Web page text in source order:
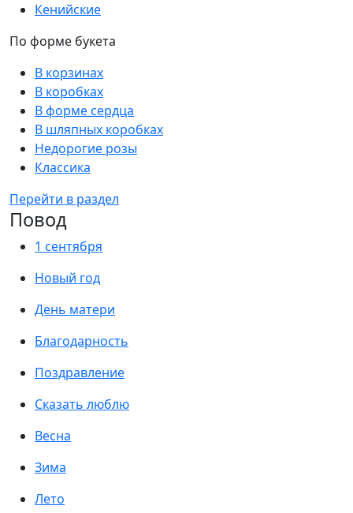
Кенийские
По форме букета
В корзинах
В коробках
В форме сердца
В шляпных коробках
Недорогие розы
Классика
Перейти в раздел
Повод
1 сентября
Новый год
День матери
Благодарность
Поздравление
Сказать люблю
Весна
Зима
Лето